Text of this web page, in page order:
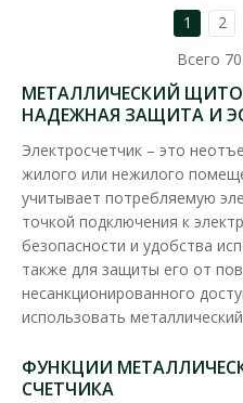
Щиток ШМР 1Ф-В-12
Доступность: В наличии
Щиток для счетчика (ШМР) -
распределения
397.75 грн
1 2
Всего 70
МЕТАЛЛИЧЕСКИЙ
НАДЕЖНАЯ ЗАЩИТА И
Электросчетчик – это
жилого или нежилого
учитывает потребляемую
точкой подключения к
безопасности и удобства
также для защиты его от
несанкционированного
использовать
ФУНКЦИИ
СЧЕТЧИКА